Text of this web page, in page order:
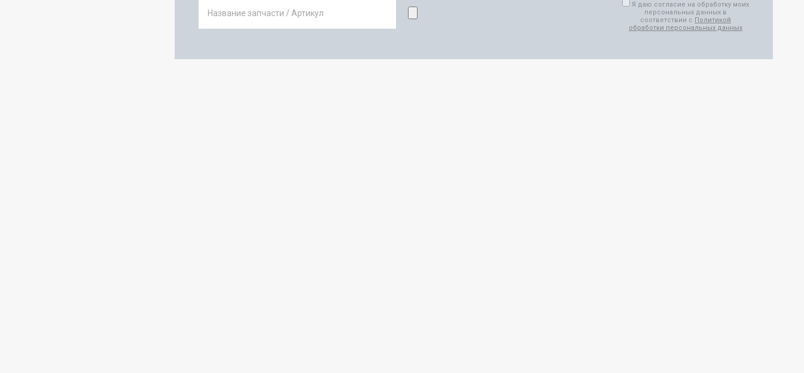
Название запчасти / Артикул
Я даю согласие на обработку моих
персональных данных в
соответствии с Политикой
обработки персональных данных